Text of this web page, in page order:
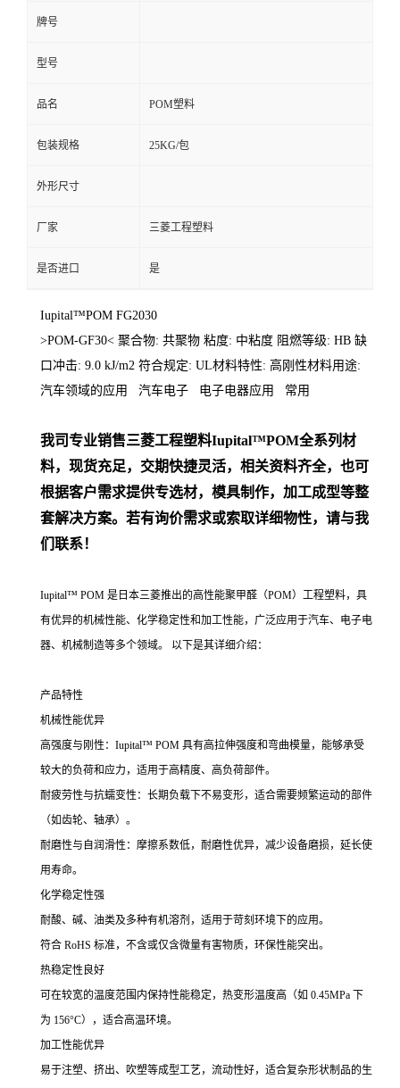
牌号
型号
品名 POM塑料
包装规格 25KG/包
外形尺寸
厂家 三菱工程塑料
是否进口 是
Iupital™POM FG2030
>POM-GF30< 聚合物: 共聚物 粘度: 中粘度 阻燃等级: HB 缺
口冲击: 9.0 kJ/m2 符合规定: UL材料特性: 高刚性材料用途:
汽车领域的应用 汽车电子 电子电器应用 常用
我司专业销售三菱工程塑料Iupital™POM全系列材
料，现货充足，交期快捷灵活，相关资料齐全， 也可
根据客户需求提供专选材，模具制作，加工成型等整
套解决方案。若有询价需求或索取详细物性，请与我
们联系！
Iupital™ POM 是日本三菱推出的高性能聚甲醛（POM）工程塑料，具
有优异的机械性能、化学稳定性和加工性能，广泛应用于汽车、电子电
器、机械制造等多个领域。 以下是其详细介绍：
产品特性
机械性能优异
高强度与刚性：Iupital™ POM 具有高拉伸强度和弯曲模量，能够承受
较大的负荷和应力，适用于高精度、高负荷部件。
耐疲劳性与抗蠕变性：长期负载下不易变形，适合需要频繁运动的部件
（如齿轮、轴承）。
耐磨性与自润滑性：摩擦系数低，耐磨性优异，减少设备磨损，延长使
用寿命。
化学稳定性强
耐酸、碱、油类及多种有机溶剂，适用于苛刻环境下的应用。
符合 RoHS 标准，不含或仅含微量有害物质，环保性能突出。
热稳定性良好
可在较宽的温度范围内保持性能稳定，热变形温度高（如 0.45MPa 下
为 156°C），适合高温环境。
加工性能优异
易于注塑、挤出、吹塑等成型工艺，流动性好，适合复杂形状制品的生